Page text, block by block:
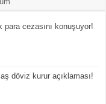
para cezasını konuşuyor!
döviz kurur açıklaması!